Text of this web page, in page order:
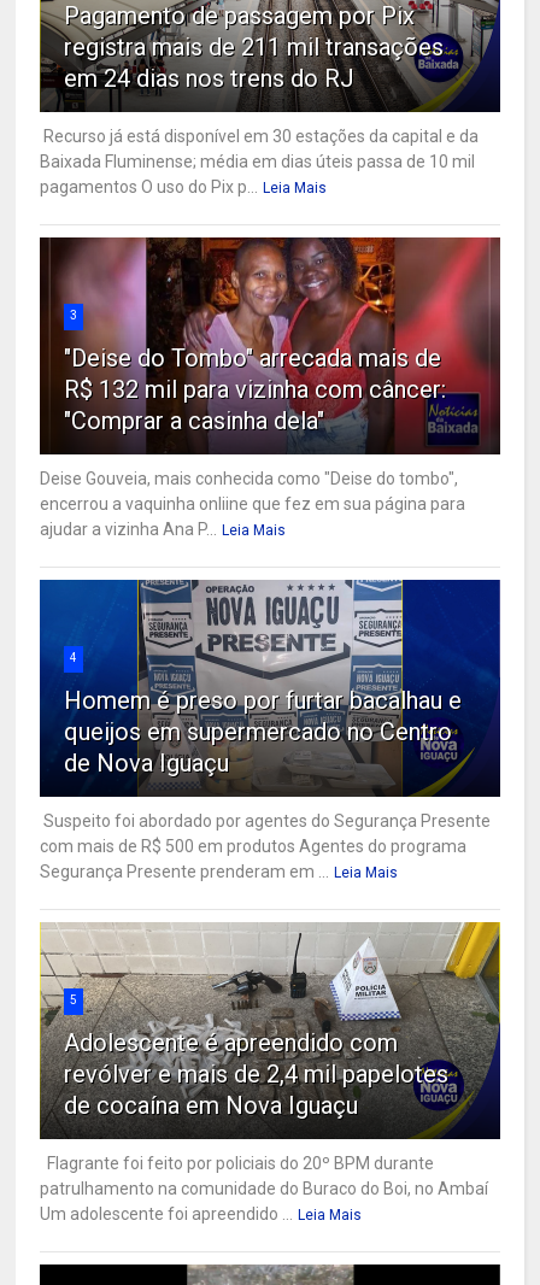
Pagamento de passagem por Pix
registra mais de 211 mil transações
em 24 dias nos trens do RJ
Recurso já está disponível em 30 estações da capital e da
Baixada Fluminense; média em dias úteis passa de 10 mil
pagamentos O uso do Pix p... Leia Mais
3
"Deise do Tombo" arrecada mais de
R$ 132 mil para vizinha com câncer:
"Comprar a casinha dela"
Deise Gouveia, mais conhecida como "Deise do tombo",
encerrou a vaquinha onliine que fez em sua página para
ajudar a vizinha Ana P... Leia Mais
4
Homem é preso por furtar bacalhau e
queijos em supermercado no Centro
de Nova Iguaçu
Suspeito foi abordado por agentes do Segurança Presente
com mais de R$ 500 em produtos Agentes do programa
Segurança Presente prenderam em ... Leia Mais
5
Adolescente é apreendido com
revólver e mais de 2,4 mil papelotes
de cocaína em Nova Iguaçu
Flagrante foi feito por policiais do 20º BPM durante
patrulhamento na comunidade do Buraco do Boi, no Ambaí
Um adolescente foi apreendido ... Leia Mais